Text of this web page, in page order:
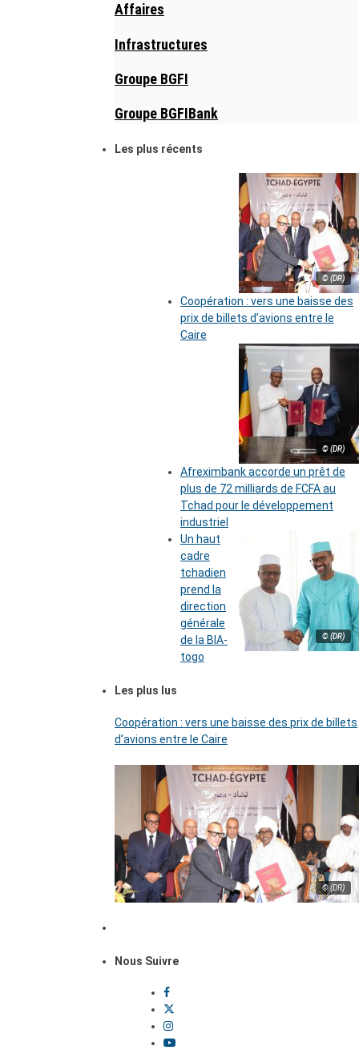
Affaires
Infrastructures
Groupe BGFI
Groupe BGFIBank
Les plus récents
© (DR)
Coopération : vers une baisse des
prix de billets d’avions entre le
Caire
© (DR)
Afreximbank accorde un prêt de
plus de 72 milliards de FCFA au
Tchad pour le développement
industriel
© (DR)
Un haut
cadre
tchadien
prend la
direction
générale
de la BIA-
togo
Les plus lus
Coopération : vers une baisse des prix de billets
d’avions entre le Caire
© (DR)
Nous Suivre